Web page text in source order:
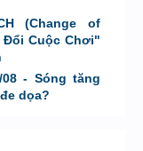
(Change of
Đổi Cuộc Chơi"
- Sóng tăng
dọa?